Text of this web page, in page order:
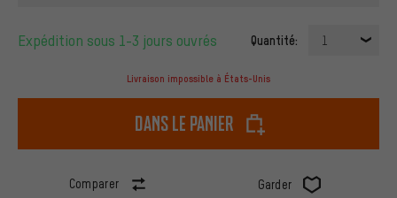
Expédition sous 1-3 jours ouvrés Quantité: 1
Livraison impossible à États-Unis
dans le panier
Comparer Garder